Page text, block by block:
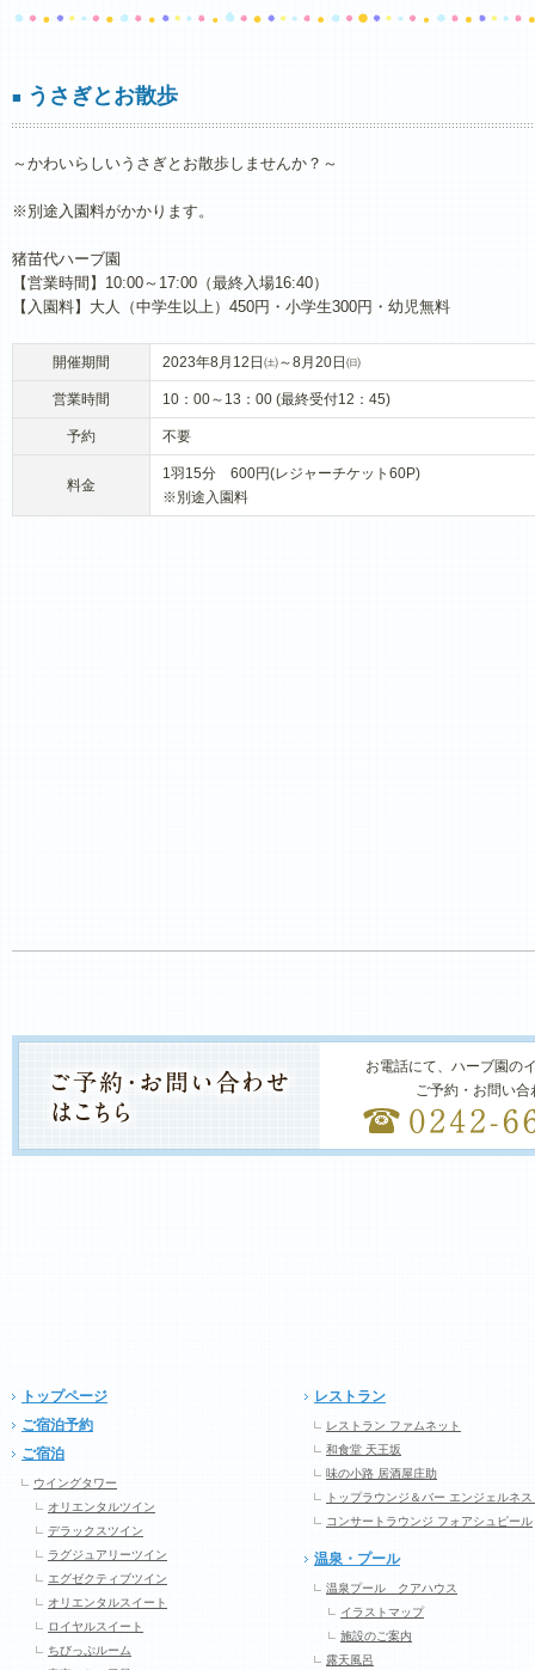
■ うさぎとお散歩
～かわいらしいうさぎとお散歩しませんか？～
※別途入園料がかかります。
猪苗代ハーブ園
【営業時間】10:00～17:00（最終入場16:40）
【入園料】大人（中学生以上）450円・小学生300円・幼児無料
開催期間 2023年8月12日㈯～8月20日㈰
営業時間 10：00～13：00 (最終受付12：45)
予約 不要
料金
1羽15分 600円(レジャーチケット60P)
※別途入園料
お電話にて、ハーブ園の
ご予約・お問い
トップページ
ご宿泊予約
ご宿泊
ウイングタワー
オリエンタルツイン
デラックスツイン
ラグジュアリーツイン
エグゼクティブツイン
オリエンタルスイート
ロイヤルスイート
ちびっぷルーム
レストラン
レストラン ファムネット
和食堂 天王坂
味の小路 居酒屋庄助
トップラウンジ＆バー エンジェルネス
コンサートラウンジ フォアシュピール
温泉・プール
温泉プール クアハウス
イラストマップ
施設のご案内
露天風呂